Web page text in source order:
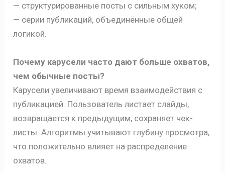
— структурированные посты с сильным хуком;
— серии публикаций, объединённые общей
логикой.
Почему карусели часто дают больше охватов,
чем обычные посты?
Карусели увеличивают время взаимодействия с
публикацией. Пользователь листает слайды,
возвращается к предыдущим, сохраняет чек-
листы. Алгоритмы учитывают глубину просмотра,
что положительно влияет на распределение
охватов.